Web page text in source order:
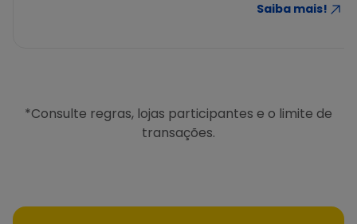
Saiba mais!
*Consulte regras, lojas participantes e o limite de
transações.